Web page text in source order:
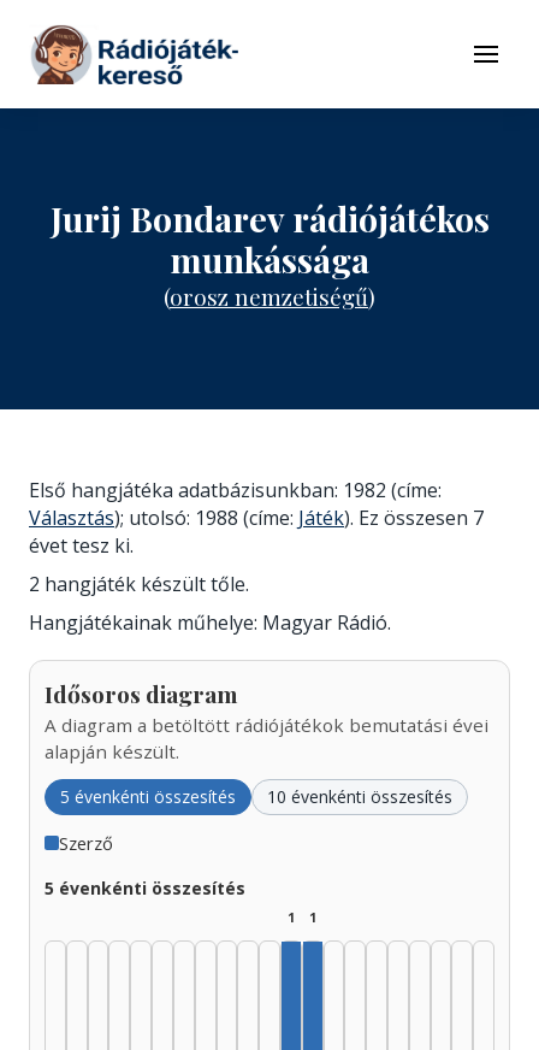
Tovább a tartalomhoz
Menü
Jurij Bondarev rádiójátékos
munkássága
(orosz nemzetiségű)
Első hangjátéka adatbázisunkban: 1982 (címe:
Választás); utolsó: 1988 (címe: Játék). Ez összesen 7
évet tesz ki.
2 hangjáték készült tőle.
Hangjátékainak műhelye: Magyar Rádió.
Idősoros diagram
A diagram a betöltött rádiójátékok bemutatási évei
alapján készült.
5 évenkénti összesítés 10 évenkénti összesítés
Szerző
5 évenkénti összesítés
1 1